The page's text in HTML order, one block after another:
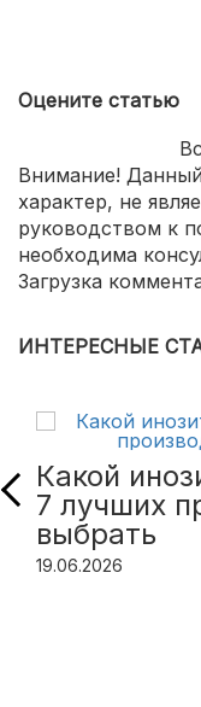
Оцените статью
Внимание!
характер, не
руководством к
необходима
Загрузка
ИНТЕРЕСНЫЕ
Какой
7 лучших
выбрать
19.06.2026